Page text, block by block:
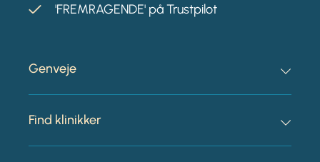
'FREMRAGENDE' på Trustpilot
Genveje
Find klinikker